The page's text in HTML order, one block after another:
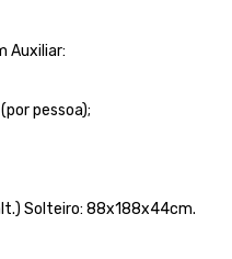
Auxiliar:
pessoa);
Solteiro: 88x188x44cm.